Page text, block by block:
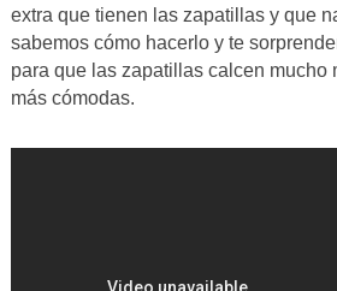
extra que tienen las zapatillas y que
sabemos cómo hacerlo y te
para que las zapatillas calcen mucho
más cómodas.